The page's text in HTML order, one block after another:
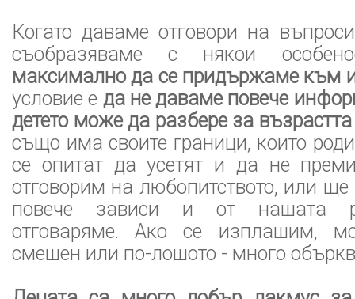
Когато даваме отговори на
съобразяваме с някои
максимално да се придържаме към
условие е да не даваме повече
детето може да разбере за
също има своите граници, които
се опитат да усетят и да не
отговорим на любопитството, или
повече зависи и от нашата
отговаряме. Ако се изплашим,
смешен или по-лошото - много